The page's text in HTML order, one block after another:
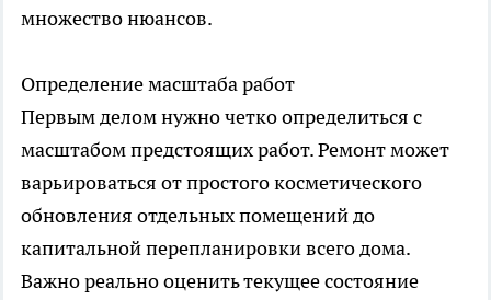
множество нюансов.
Определение масштаба работ
Первым делом нужно четко определиться с
масштабом предстоящих работ. Ремонт может
варьироваться от простого косметического
обновления отдельных помещений до
капитальной перепланировки всего дома.
Важно реально оценить текущее состояние